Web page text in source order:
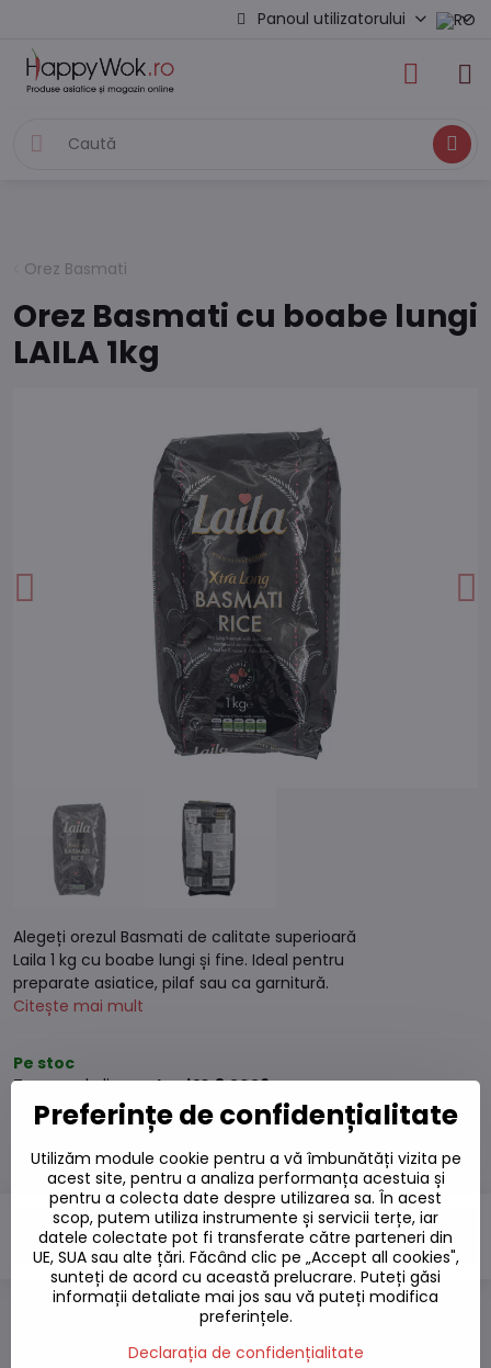
Panoul utilizatorului
Caută
Orez Basmati
Orez Basmati cu boabe lungi
LAILA 1kg
Alegeți orezul Basmati de calitate superioară
Laila 1 kg cu boabe lungi și fine. Ideal pentru
preparate asiatice, pilaf sau ca garnitură.
Citește mai mult
Pe stoc
Termen de livrare:Luni10.8.2026
27,43 L
24,71 Lexcl. TVA
Adaugă la Coș
Adăugați la listă
Preferințe de confidențialitate
Utilizăm module cookie pentru a vă îmbunătăți vizita pe
acest site, pentru a analiza performanța acestuia și
pentru a colecta date despre utilizarea sa. În acest
scop, putem utiliza instrumente și servicii terțe, iar
datele colectate pot fi transferate către parteneri din
UE, SUA sau alte țări. Făcând clic pe „Accept all cookies",
sunteți de acord cu această prelucrare. Puteți găsi
informații detaliate mai jos sau vă puteți modifica
preferințele.
Declarația de confidențialitate